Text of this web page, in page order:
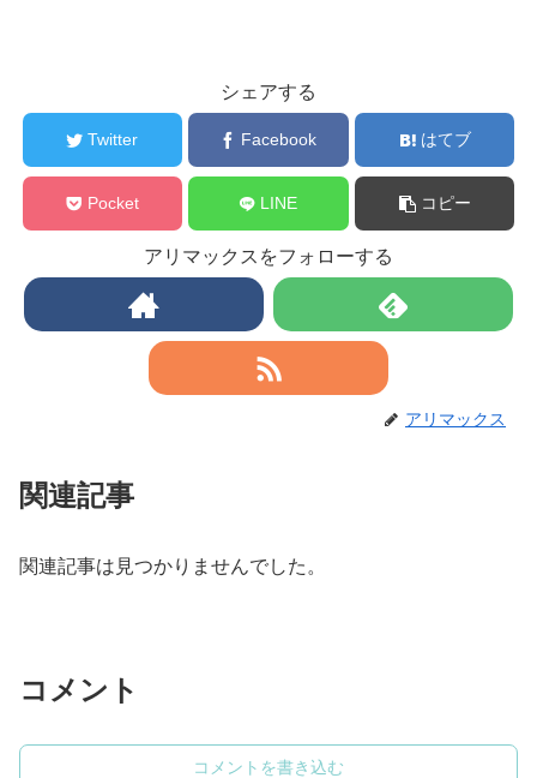
シェアする
Twitter Facebook はてブ
Pocket LINE コピー
アリマックスをフォローする
アリマックス
関連記事
関連記事は見つかりませんでした。
コメント
コメントを書き込む